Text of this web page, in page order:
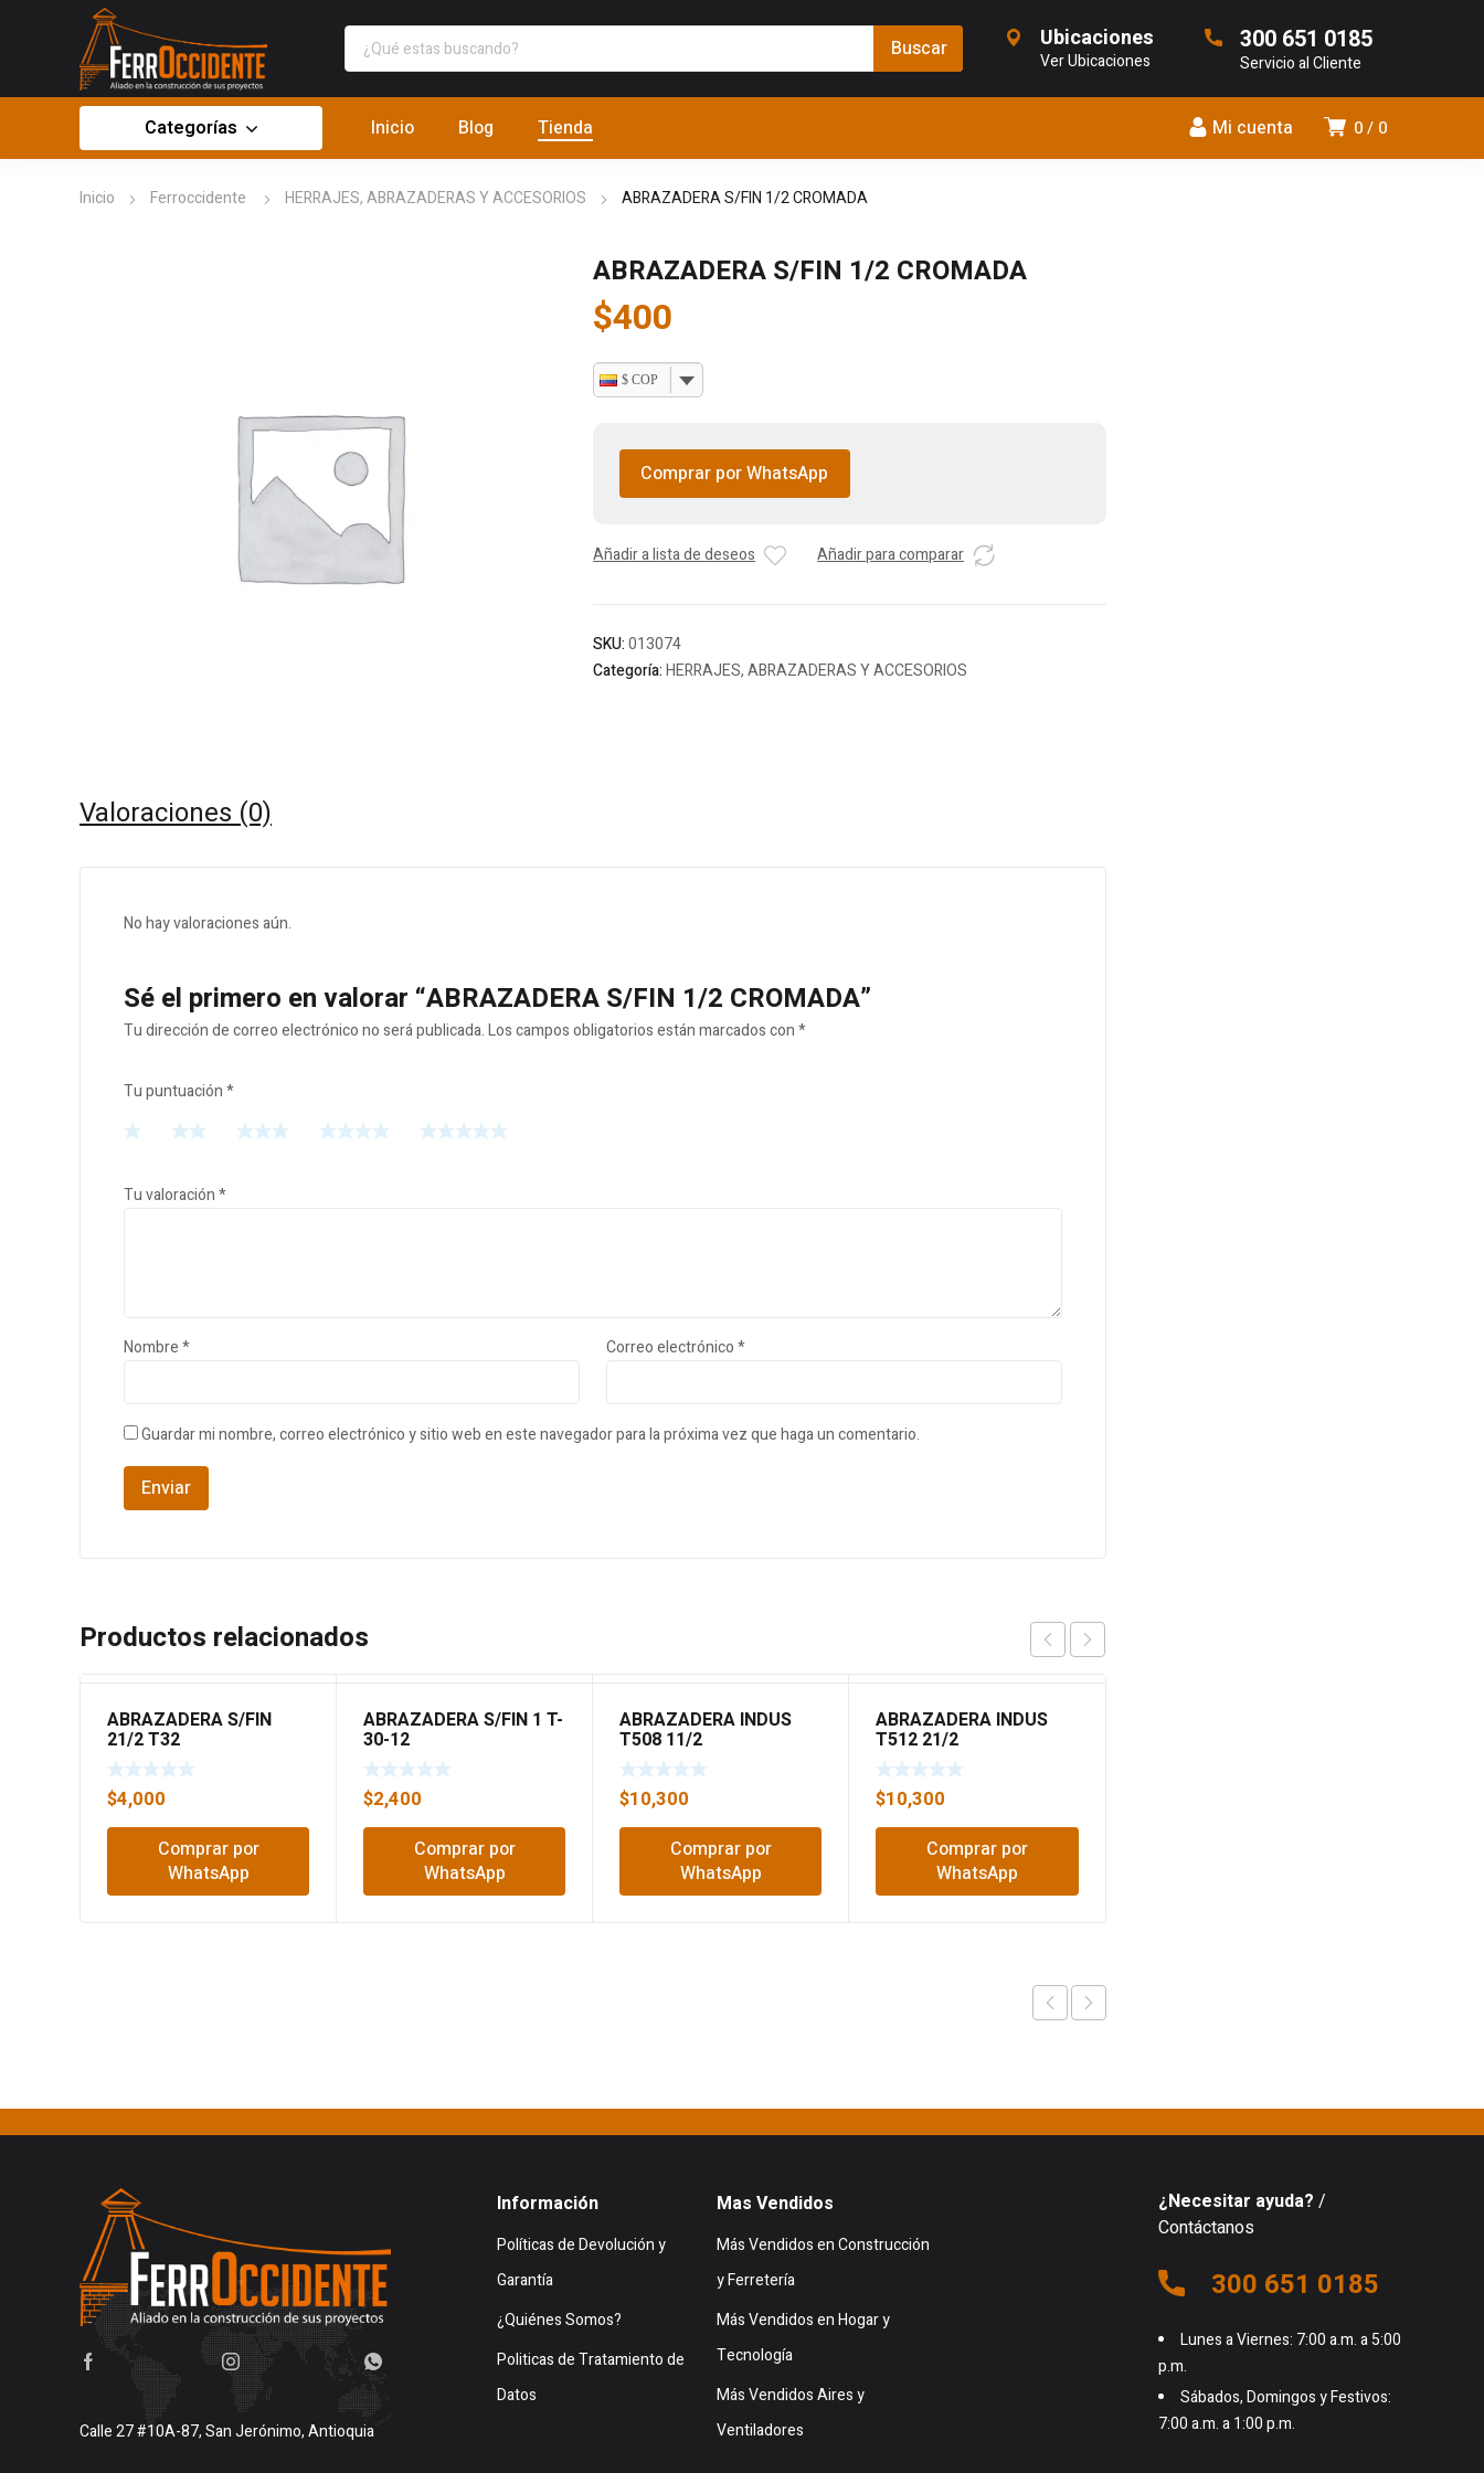
Ubicaciones
Ver Ubicaciones
300 651 0185
Servicio al Cliente
0 0
Mi cuenta
Categorías Inicio Blog Tienda
Inicio Ferroccidente HERRAJES, ABRAZADERAS Y ACCESORIOS ABRAZADERA S/FIN 1/2 CROMADA
ABRAZADERA S/FIN 1/2 CROMADA
$400
$ COP
Comprar por WhatsApp
Añadir a lista de deseos Añadir para comparar
SKU:013074
Categoría:HERRAJES, ABRAZADERAS Y ACCESORIOS
Valoraciones (0)
No hay valoraciones aún.
Sé el primero en valorar “ABRAZADERA S/FIN 1/2 CROMADA”
Tu dirección de correo electrónico no será publicada.Los campos obligatorios están marcados con*
Tu puntuación*
Tu valoración*
Nombre* Correo electrónico*
Guardar mi nombre, correo electrónico y sitio web en este navegador para la próxima vez que haga un comentario.
Productos relacionados
ABRAZADERA S/FIN
21/2 T32
$4,000
Comprar por
WhatsApp
ABRAZADERA S/FIN 1 T-
30-12
$2,400
Comprar por
WhatsApp
ABRAZADERA INDUS
T508 11/2
$10,300
Comprar por
WhatsApp
ABRAZADERA INDUS
T512 21/2
$10,300
Comprar por
WhatsApp
Calle 27 #10A-87, San Jerónimo, Antioquia
Información
Políticas de Devolución y
Garantía
¿Quiénes Somos?
Politicas de Tratamiento de
Datos
Mas Vendidos
Más Vendidos en Construcción
y Ferretería
Más Vendidos en Hogar y
Tecnología
Más Vendidos Aires y
Ventiladores
¿Necesitar ayuda? /
Contáctanos
300 651 0185
Lunes a Viernes: 7:00 a.m. a 5:00
p.m.
Sábados, Domingos y Festivos:
7:00 a.m. a 1:00 p.m.